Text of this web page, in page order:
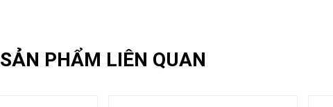
SẢN PHẨM LIÊN QUAN